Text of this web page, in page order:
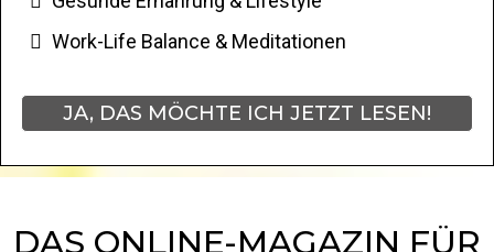
Work-Life Balance & Meditationen
JA, DAS MÖCHTE ICH JETZT LESEN!
DAS ONLINE-MAGAZIN FÜR